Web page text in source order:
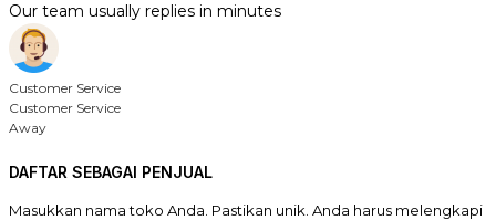
Our team usually replies in minutes
Customer Service
Customer Service
Away
DAFTAR SEBAGAI PENJUAL
Masukkan nama toko Anda. Pastikan unik. Anda harus melengkapi